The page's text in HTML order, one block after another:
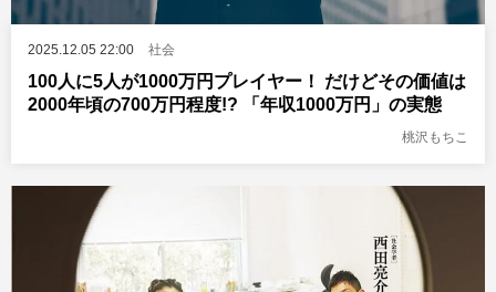
2025.12.05 22:00 社会
100人に5人が1000万円プレイヤー！ だけどその価値は
2000年頃の700万円程度!? 「年収1000万円」の実態
桃沢もちこ